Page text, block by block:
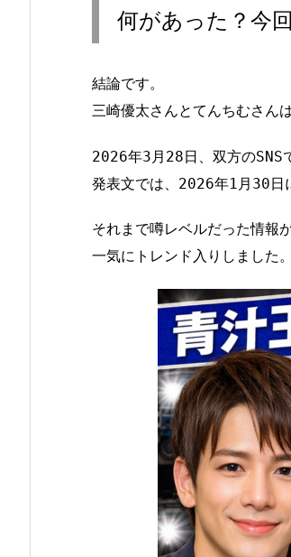
何があった？今
結論です。
三崎優太さんとてんちむさん
2026年3月28日、双方のSNS
発表文では、2026年1月30日
それまで噂レベルだった情報
一気にトレンド入りしました。